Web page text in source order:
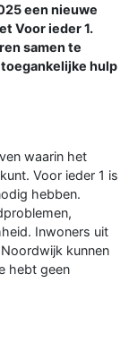
een nieuwe
Voor ieder 1.
samen te
hulp
waarin het
Voor ieder 1 is
hebben.
Inwoners uit
kunnen
hebt geen